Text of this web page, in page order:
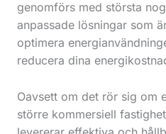
genomförs med största
anpassade lösningar som
optimera
reducera dina
Oavsett om det rör sig om
större kommersiell